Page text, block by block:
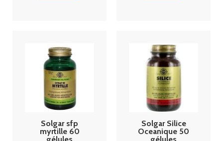
Solgar sfp
myrtille 60
Solgar Silice
Oceanique 50